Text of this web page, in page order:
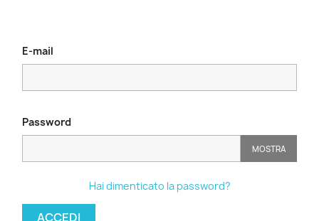
E-mail
Password
MOSTRA
Hai dimenticato la password?
ACCEDI